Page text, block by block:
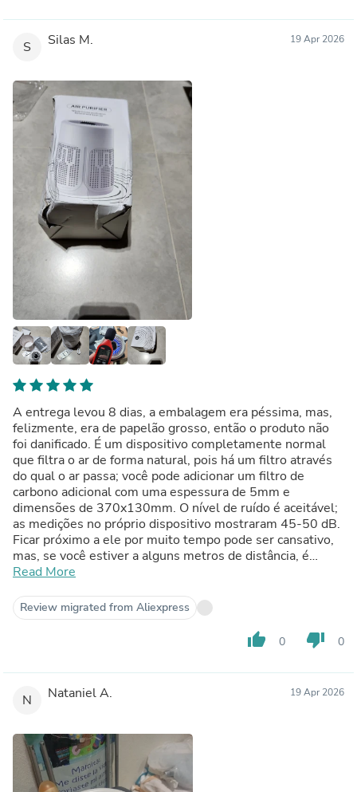
S Silas M. 19 Apr 2026
A entrega levou 8 dias, a embalagem era péssima, mas,
felizmente, era de papelão grosso, então o produto não
foi danificado. É um dispositivo completamente normal
que filtra o ar de forma natural, pois há um filtro através
do qual o ar passa; você pode adicionar um filtro de
carbono adicional com uma espessura de 5mm e
dimensões de 370x130mm. O nível de ruído é aceitável;
as medições no próprio dispositivo mostraram 45-50 dB.
Ficar próximo a ele por muito tempo pode ser cansativo,
mas, se você estiver a alguns metros de distância, é
aceitável. O preço corresponde à qualidade.
Read More
Review migrated from Aliexpress
thumb_up 0 thumb_down 0
N Nataniel A. 19 Apr 2026